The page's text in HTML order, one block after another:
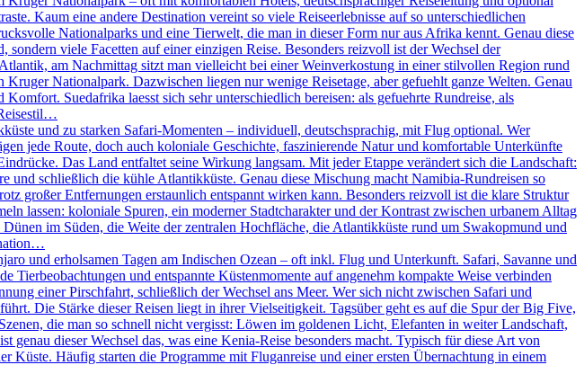
Kaum eine andere Destination vereint so viele Reiseerlebnisse auf so unterschiedlichen
Nationalparks und eine Tierwelt, die man in dieser Form nur aus Afrika kennt. Genau diese
viele Facetten auf einer einzigen Reise. Besonders reizvoll ist der Wechsel der
am Nachmittag sitzt man vielleicht bei einer Weinverkostung in einer stilvollen Region rund
Nationalpark. Dazwischen liegen nur wenige Reisetage, aber gefuehlt ganze Welten. Genau
Suedafrika laesst sich sehr unterschiedlich bereisen: als gefuehrte Rundreise, als
und zu starken Safari-Momenten – individuell, deutschsprachig, mit Flug optional. Wer
jede Route, doch auch koloniale Geschichte, faszinierende Natur und komfortable Unterkünfte
Das Land entfaltet seine Wirkung langsam. Mit jeder Etappe verändert sich die Landschaft:
und schließlich die kühle Atlantikküste. Genau diese Mischung macht Namibia-Rundreisen so
großer Entfernungen erstaunlich entspannt wirken kann. Besonders reizvoll ist die klare Struktur
lassen: koloniale Spuren, ein moderner Stadtcharakter und der Kontrast zwischen urbanem Alltag
im Süden, die Weite der zentralen Hochfläche, die Atlantikküste rund um Swakopmund und
und erholsamen Tagen am Indischen Ozean – oft inkl. Flug und Unterkunft. Safari, Savanne und
und entspannte Küstenmomente auf angenehm kompakte Weise verbinden
einer Pirschfahrt, schließlich der Wechsel ans Meer. Wer sich nicht zwischen Safari und
Die Stärke dieser Reisen liegt in ihrer Vielseitigkeit. Tagsüber geht es auf die Spur der Big Five,
die man so schnell nicht vergisst: Löwen im goldenen Licht, Elefanten in weiter Landschaft,
dieser Wechsel das, was eine Kenia-Reise besonders macht. Typisch für diese Art von
Küste. Häufig starten die Programme mit Fluganreise und einer ersten Übernachtung in einem